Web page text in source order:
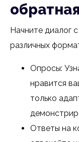
Начните диалог
различных
Опросы:
нравится
только
Ответы на